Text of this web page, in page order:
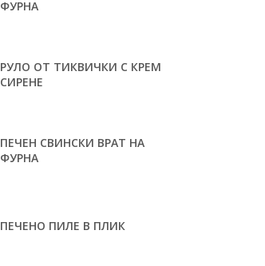
ФУРНА
РУЛО ОТ ТИКВИЧКИ С КРЕМ
СИРЕНЕ
ПЕЧЕН СВИНСКИ ВРАТ НА
ФУРНА
ПЕЧЕНО ПИЛЕ В ПЛИК